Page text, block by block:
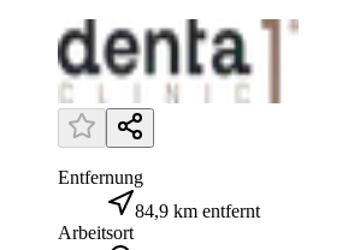
Entfernung
84,9 km entfernt
Arbeitsort